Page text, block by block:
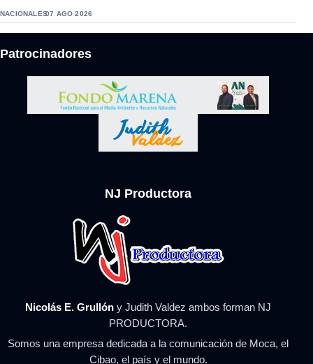
NACIONALES07 AGO 2026
Patrocinadores
NJ Productora
Nicolás E. Grullón y Judith Valdez ambos forman NJ
PRODUCTORA.
Somos una empresa dedicada a la comunicación de Moca, el
Cibao, el país y el mundo.